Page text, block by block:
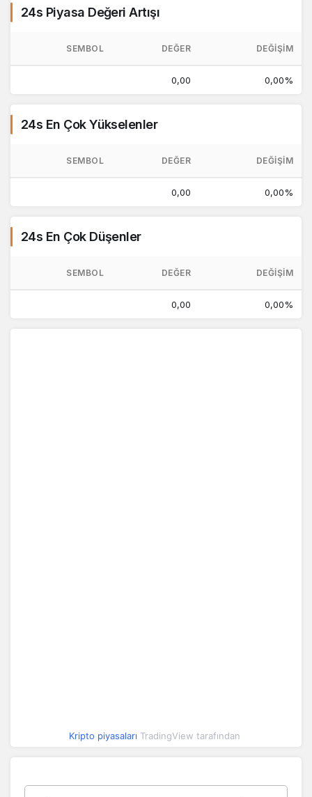
24s Piyasa Değeri Artışı
SEMBOL DEĞER DEĞIŞIM
0,00 0,00%
24s En Çok Yükselenler
SEMBOL DEĞER DEĞIŞIM
0,00 0,00%
24s En Çok Düşenler
SEMBOL DEĞER DEĞIŞIM
0,00 0,00%
Kripto piyasaları TradingView tarafından